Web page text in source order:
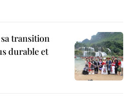
transition
durable et